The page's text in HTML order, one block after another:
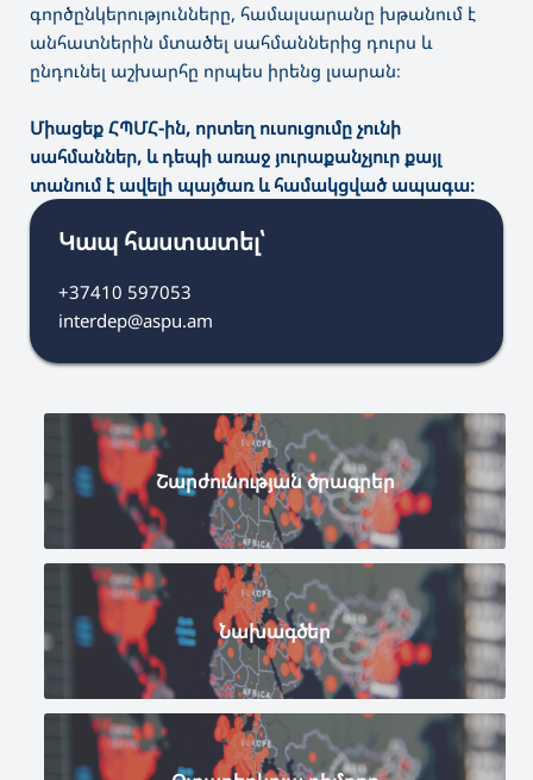
գործընկերությունները, համալսարանը խթանում է
անհատներին մտածել սահմաններից դուրս և
ընդունել աշխարհը որպես իրենց լսարան։
Միացեք ՀՊՄՀ-ին, որտեղ ուսուցումը չունի
սահմաններ, և դեպի առաջ յուրաքանչյուր քայլ
տանում է ավելի պայծառ և համակցված ապագա։
Կապ հաստատել՝
+37410 597053
interdep@aspu.am
Շարժունության ծրագրեր
Նախագծեր